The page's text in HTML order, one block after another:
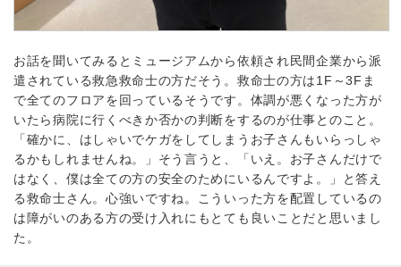
お話を聞いてみるとミュージアムから依頼され民間企業から派
遣されている救急救命士の方だそう。救命士の方は1F～3Fま
で全てのフロアを回っているそうです。体調が悪くなった方が
いたら病院に行くべきか否かの判断をするのが仕事とのこと。
「確かに、はしゃいでケガをしてしまうお子さんもいらっしゃ
るかもしれませんね。」そう言うと、「いえ。お子さんだけで
はなく、僕は全ての方の安全のためにいるんですよ。」と答え
る救命士さん。心強いですね。こういった方を配置しているの
は障がいのある方の受け入れにもとても良いことだと思いまし
た。